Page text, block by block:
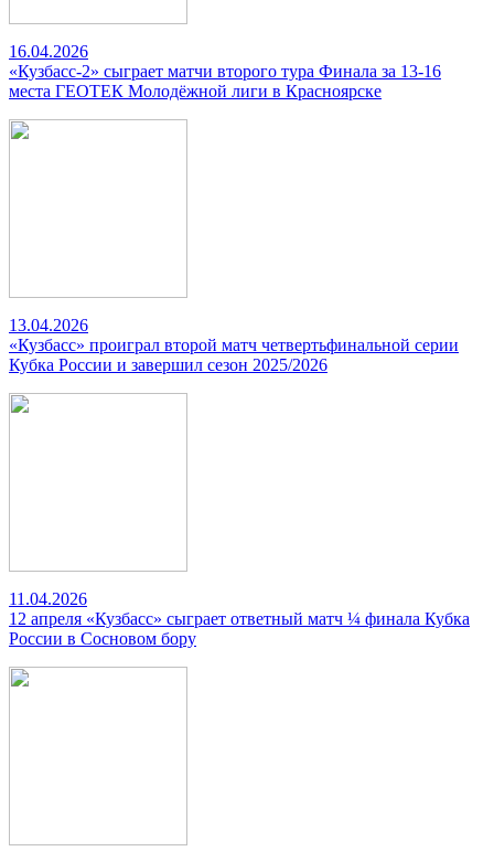
16.04.2026
«Кузбасс-2» сыграет матчи второго тура Финала за 13-16
места ГЕОТЕК Молодёжной лиги в Красноярске
13.04.2026
«Кузбасс» проиграл второй матч четвертьфинальной серии
Кубка России и завершил сезон 2025/2026
11.04.2026
12 апреля «Кузбасс» сыграет ответный матч ¼ финала Кубка
России в Сосновом бору